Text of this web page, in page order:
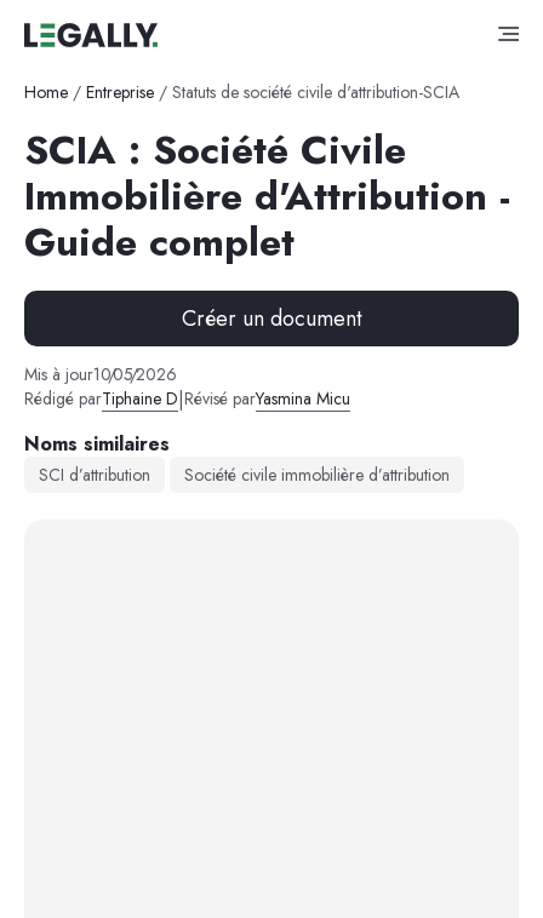
Home / Entreprise / Statuts de société civile d'attribution-SCIA
SCIA : Société Civile
Immobilière d'Attribution -
Guide complet
Créer un document
Mis à jour10/05/2026
Rédigé parTiphaine D|Révisé parYasmina Micu
Noms similaires
SCI d’attribution Société civile immobilière d’attribution